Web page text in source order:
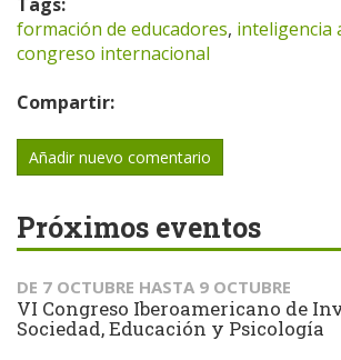
formación de educadores, inteligencia
congreso internacional
Compartir:
Añadir nuevo comentario
Próximos eventos
DE 7 OCTUBRE HASTA 9 OCTUBRE
VI Congreso Iberoamericano de
Sociedad, Educación y Psicología